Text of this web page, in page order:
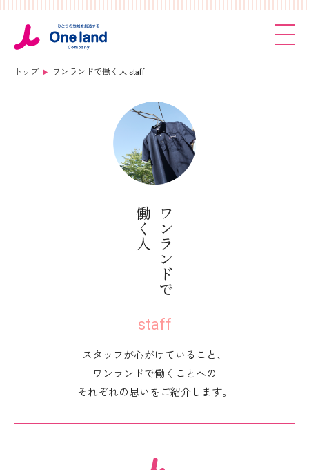
トップ ワンランドで働く人 staff
ワンランドで
働く人
staff
スタッフが心がけていること、
ワンランドで働くことへの
それぞれの思いをご紹介します。